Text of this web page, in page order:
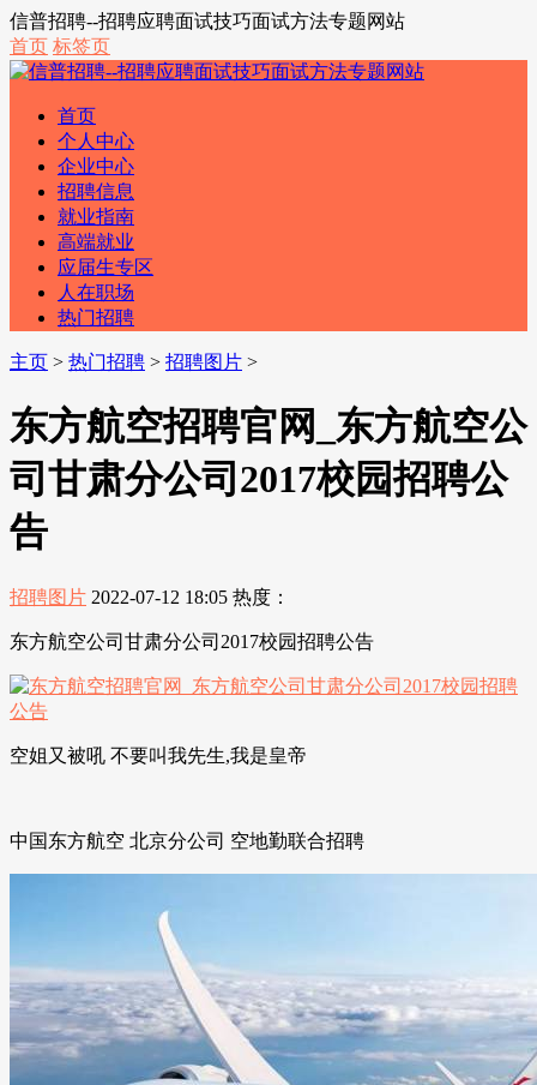
信普招聘--招聘应聘面试技巧面试方法专题网站
首页 标签页
首页
个人中心
企业中心
招聘信息
就业指南
高端就业
应届生专区
人在职场
热门招聘
主页 > 热门招聘 > 招聘图片 >
东方航空招聘官网_东方航空公
司甘肃分公司2017校园招聘公
告
招聘图片 2022-07-12 18:05 热度：
东方航空公司甘肃分公司2017校园招聘公告
空姐又被吼 不要叫我先生,我是皇帝
中国东方航空 北京分公司 空地勤联合招聘